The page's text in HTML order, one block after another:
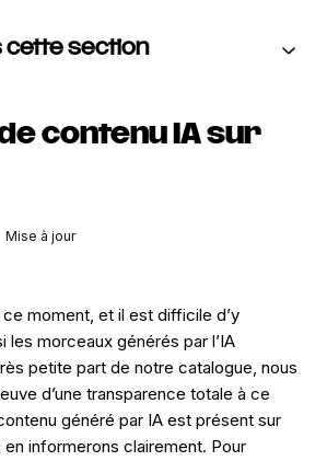
cette section
contenu IA sur
Mise à jour
ce moment, et il est difficile d’y
les morceaux générés par l’IA
petite part de notre catalogue, nous
d’une transparence totale à ce
généré par IA est présent sur
en informerons clairement. Pour